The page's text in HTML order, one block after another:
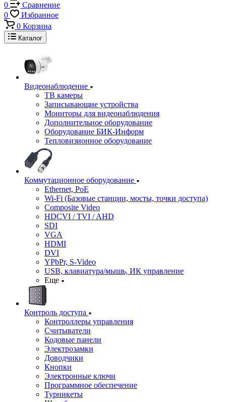
0
Сравнение
0
Избранное
0 Корзина
Каталог
Видеонаблюдение
ТВ камеры
Записывающие устройства
Мониторы для видеонаблюдения
Дополнительное оборудование
Оборудование БИК-Информ
Тепловизионное оборудование
Коммутационное оборудование
Ethernet, PoE
Wi-Fi (Базовые станции, мосты, точки доступа)
Composite Video
HDCVI / TVI / AHD
SDI
VGA
HDMI
DVI
YPbPr, S-Video
USB, клавиатура/мышь, ИК управление
Еще
Контроль доступа
Контроллеры управления
Считыватели
Кодовые панели
Электрозамки
Доводчики
Кнопки
Электронные ключи
Программное обеспечение
Турникеты